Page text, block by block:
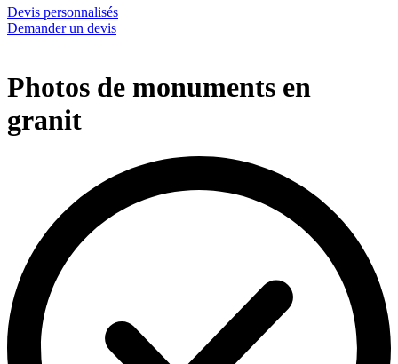
Devis personnalisés
Demander un devis
Photos de monuments en
granit